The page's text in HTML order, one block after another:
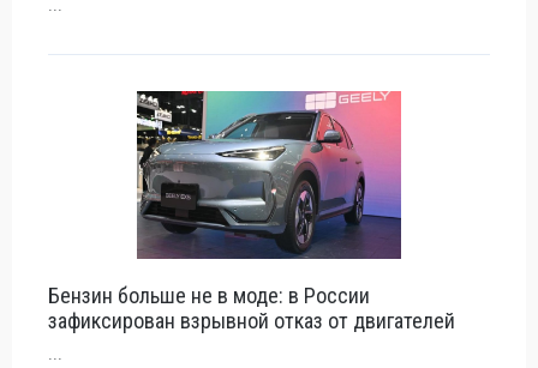
...
Бензин больше не в моде: в России
зафиксирован взрывной отказ от двигателей
...